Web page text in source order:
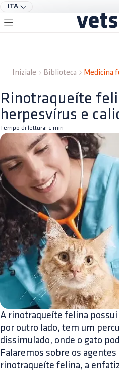
ITA
Iniziale Biblioteca Medicina
Rinotraqueíte
herpesvírus e
Tempo di lettura: 1 min
A rinotraqueíte felina
por outro lado, tem um
dissimulado, onde o gato
Falaremos sobre os agentes
rinotraqueíte felina, a